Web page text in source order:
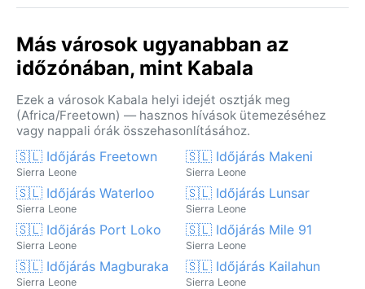
Más városok ugyanabban az
időzónában, mint Kabala
Ezek a városok Kabala helyi idejét osztják meg
(Africa/Freetown) — hasznos hívások ütemezéséhez
vagy nappali órák összehasonlításához.
🇸🇱 Időjárás Freetown
Sierra Leone
🇸🇱 Időjárás Makeni
Sierra Leone
🇸🇱 Időjárás Waterloo
Sierra Leone
🇸🇱 Időjárás Lunsar
Sierra Leone
🇸🇱 Időjárás Port Loko
Sierra Leone
🇸🇱 Időjárás Mile 91
Sierra Leone
🇸🇱 Időjárás Magburaka
Sierra Leone
🇸🇱 Időjárás Kailahun
Sierra Leone